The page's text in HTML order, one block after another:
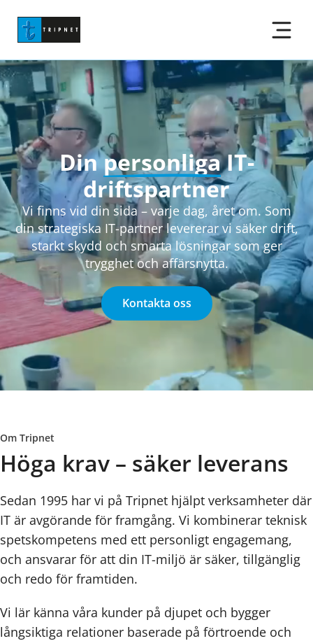
DinpersonligaIT-
driftspartner
Vi finns vid din sida – varje dag, året om. Som
din strategiska IT-partner levererar vi säker drift,
starkt skydd och smarta lösningar som ger
trygghet och affärsnytta.
Kontakta oss
Om Tripnet
Höga krav – säker leverans
Sedan 1995 har vi på Tripnet hjälpt verksamheter där
IT är avgörande för framgång. Vi kombinerar teknisk
spetskompetens med ett personligt engagemang,
och ansvarar för att din IT-miljö är säker, tillgänglig
och redo för framtiden.
Vi lär känna våra kunder på djupet och bygger
långsiktiga relationer baserade på förtroende och